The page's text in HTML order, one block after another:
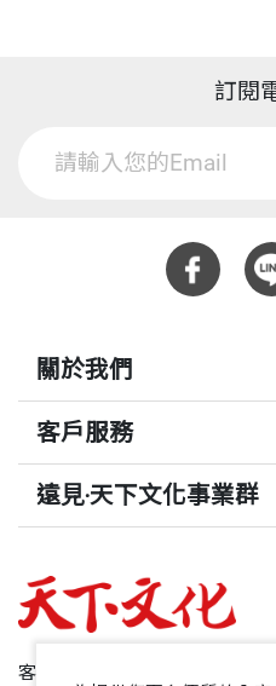
生於南非開普敦；一九五
數學學位；一九六五年至
言學博士；一九七二年返
學以及語言學教授，二
獎，堪稱為南非國寶級
學的大眾文學教授，柯慈
蘭時報國際小說獎。著作
家心中》、《等待野蠻人
代》、《仇敵》、《聖彼
年》、《屈辱》等。其中
《麥可．K的生命與時代
與讚賞。
頁數
重量 752
訂閱
關於我們
客戶服務
遠見‧天下文化事業群
哈佛商業評論
客服專線：+886 2 2662-0012